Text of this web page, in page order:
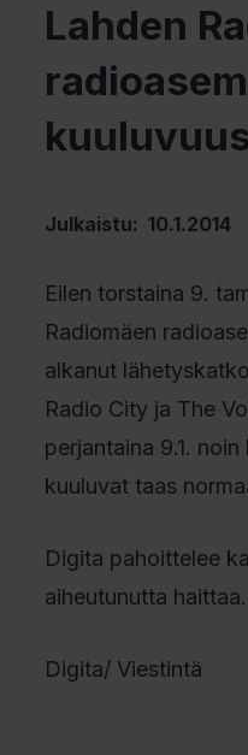
Lahden
Julkaistu: 10.1.2014
Eilen torstaina 9.
Radiomäen
alkanut
Radio City ja The
perjantaina 9.1.
kuuluvat taas
Digita pahoittelee
aiheutunutta haittaa.
Digita/ Viestintä